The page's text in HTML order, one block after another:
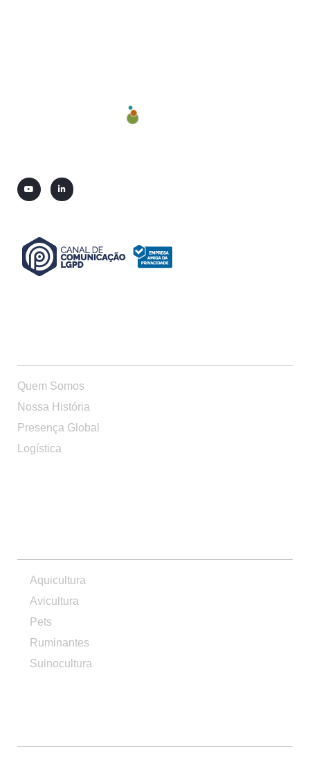
Quem Somos
Nossa História
Presença Global
Logística
Aquicultura
Avicultura
Pets
Ruminantes
Suinocultura